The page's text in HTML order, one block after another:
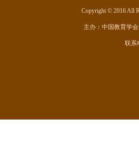
Copyright © 2016 All
主办： 中国教育学
联系